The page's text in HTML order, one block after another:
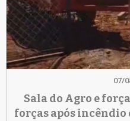
07/
Sala do Agro e
forças após incêndio